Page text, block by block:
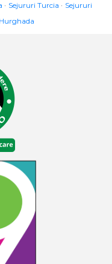
Sejururi Turcia
Sejururi